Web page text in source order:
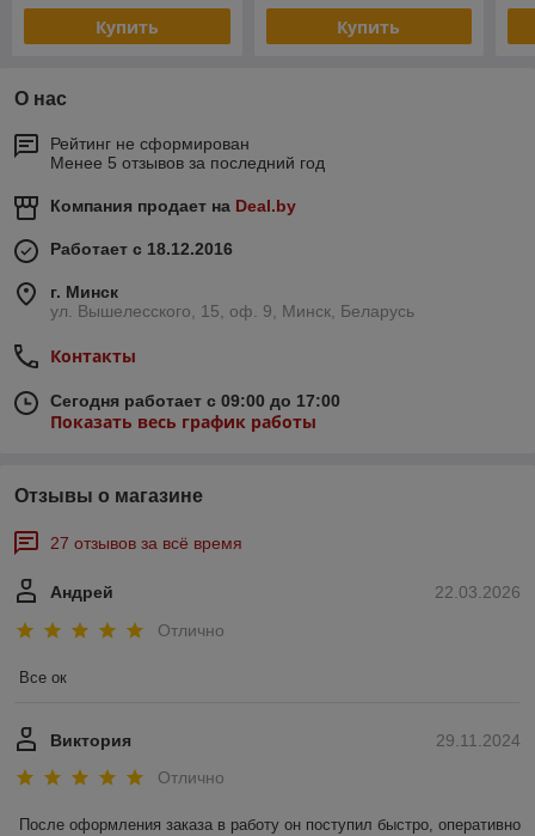
Купить Купить
О нас
Рейтинг не сформирован
Менее 5 отзывов за последний год
Компания продает на Deal.by
Работает с 18.12.2016
г. Минск
ул. Вышелесского, 15, оф. 9, Минск, Беларусь
Контакты
Сегодня работает с 09:00 до 17:00
Показать весь график работы
Отзывы о магазине
27 отзывов за всё время
22.03.2026
Андрей
Отлично
Все ок
29.11.2024
Виктория
Отлично
После оформления заказа в работу он поступил быстро, оперативно